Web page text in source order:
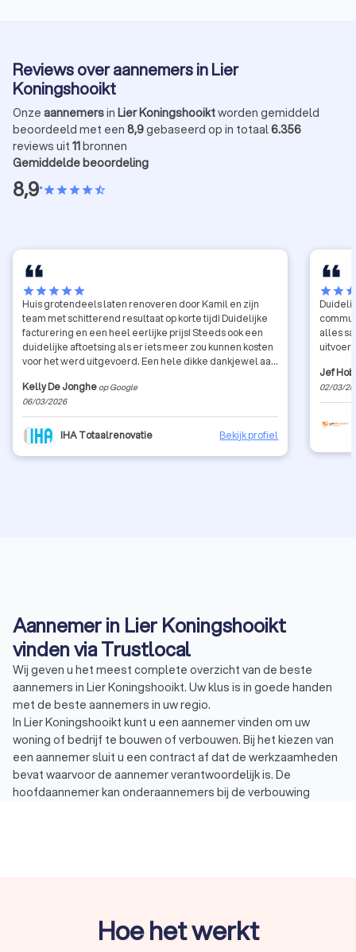
Reviews over aannemers in Lier
Koningshooikt
Onze aannemersin Lier Koningshooiktworden gemiddeld
beoordeeld met een 8,9gebaseerd op in totaal6.356
reviews uit 11bronnen
Gemiddelde beoordeling
8,9•starstarstarstarstar_half
starstarstarstarstar
Huis grotendeels laten renoveren door Kamil en zijn
team met schitterend resultaat op korte tijd! Duidelijke
facturering en een heel eerlijke prijs! Steeds ook een
duidelijke aftoetsing als er iets meer zou kunnen kosten
voor het werd uitgevoerd. Een hele dikke dankjewel aan
samenwerking! Wij zijn super gelukkig in ons 'nieuwe'
huis dankzij jullie!
Kelly De Jonghe op Google
06/03/2026
IHA Totaalrenovatie Bekijk profiel
starstar
alles
Jef
02/03/
Aannemer in Lier Koningshooikt
vinden via Trustlocal
Wij geven u het meest complete overzicht van de beste
aannemers in Lier Koningshooikt. Uw klus is in goede handen
met de beste aannemers in uw regio.
In Lier Koningshooikt kunt u een aannemer vinden om uw
woning of bedrijf te bouwen of verbouwen. Bij het kiezen van
een aannemer sluit u een contract af dat de werkzaamheden
bevat waarvoor de aannemer verantwoordelijk is. De
hoofdaannemer kan onderaannemers bij de verbouwing
Aanbouw, uitbouw of opbouw: bij een aanbouw, uitbouw
Hoe het werkt